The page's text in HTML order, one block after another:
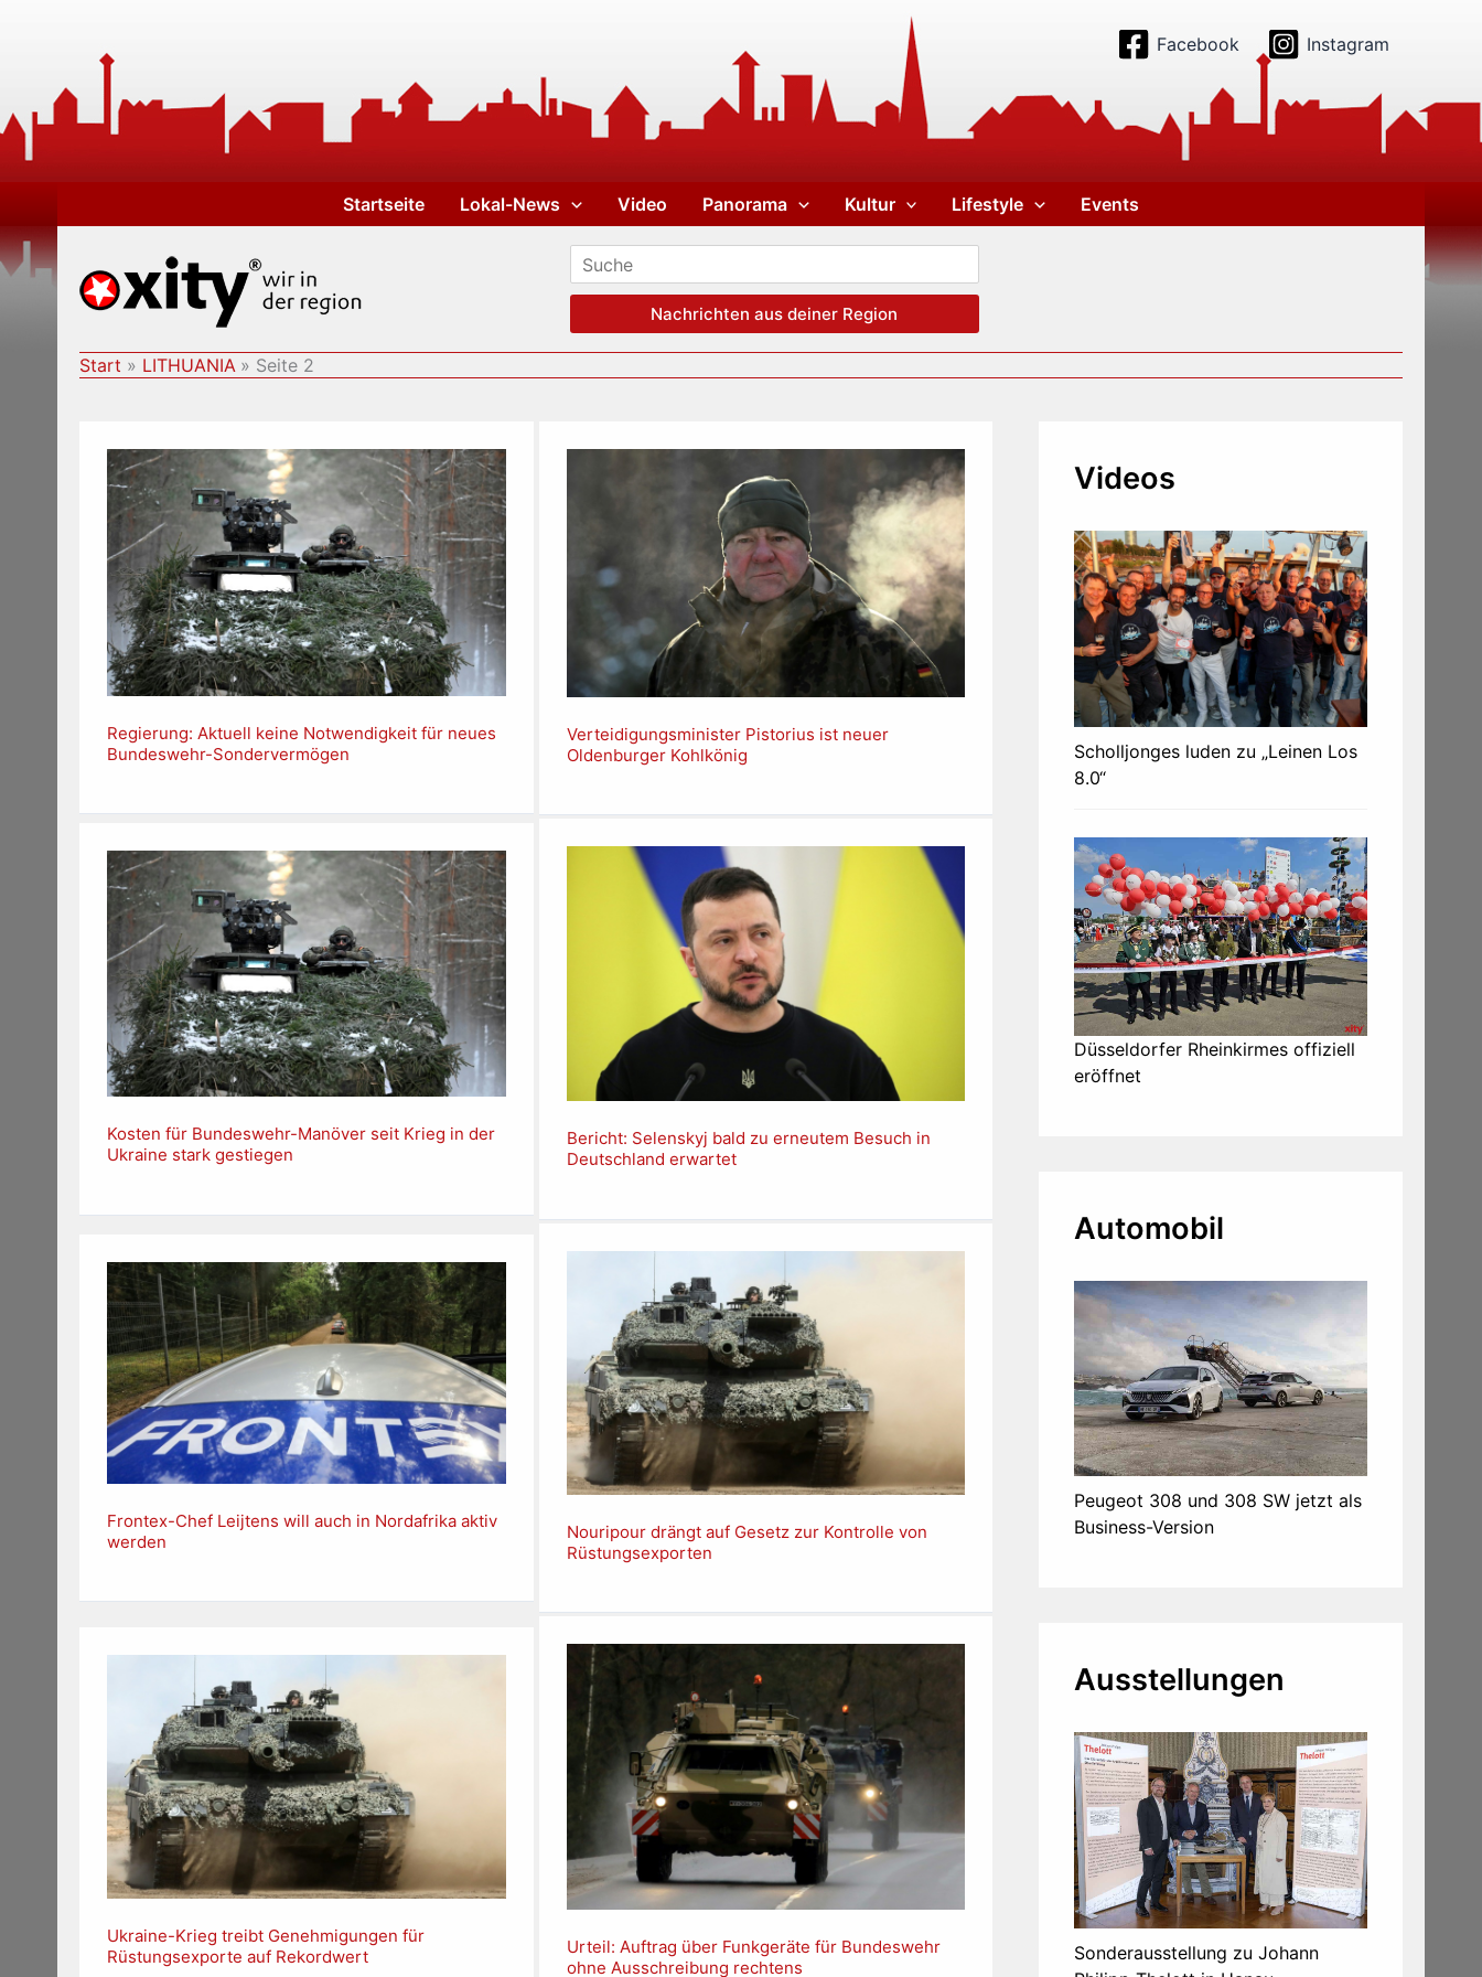
Facebook Instagram
Startseite Lokal-News Video Panorama Kultur Lifestyle Events
Nachrichten aus deiner Region
Start LITHUANIA Seite 2
Regierung: Aktuell keine Notwendigkeit für neues
Bundeswehr-Sondervermögen
Verteidigungsminister Pistorius ist neuer
Oldenburger Kohlkönig
Kosten für Bundeswehr-Manöver seit Krieg in der
Ukraine stark gestiegen
Bericht: Selenskyj bald zu erneutem Besuch in
Deutschland erwartet
Frontex-Chef Leijtens will auch in Nordafrika aktiv
werden
Nouripour drängt auf Gesetz zur Kontrolle von
Rüstungsexporten
Ukraine-Krieg treibt Genehmigungen für
Rüstungsexporte auf Rekordwert
Urteil: Auftrag über Funkgeräte für Bundeswehr
ohne Ausschreibung rechtens
Videos
Scholljonges luden zu „Leinen Los
8.0“
Düsseldorfer Rheinkirmes offiziell
eröffnet
Automobil
Peugeot 308 und 308 SW jetzt als
Business-Version
Ausstellungen
Sonderausstellung zu Johann